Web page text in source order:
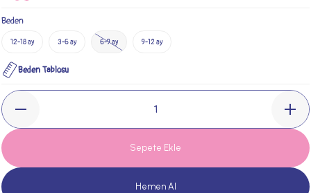
Beden
12-18 ay 3-6 ay 6-9 ay 9-12 ay
Beden Tablosu
Sepete Ekle
Hemen Al